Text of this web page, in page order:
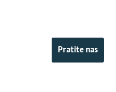
Pratite nas